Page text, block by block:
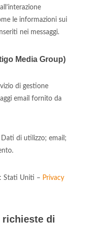
le informazioni sui
nei messaggi.
Media Group)
di gestione
email fornito da
di utilizzo; email;
Stati Uniti – Privacy
richieste di